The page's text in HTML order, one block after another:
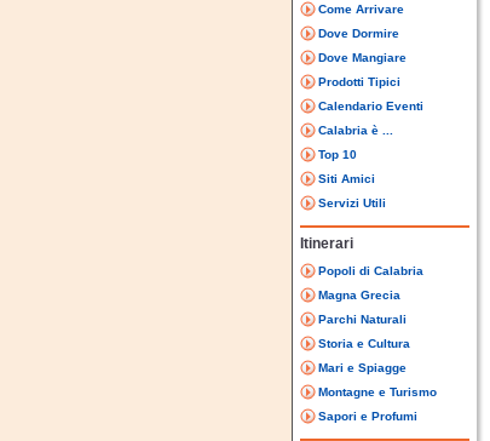
Come Arrivare
Dove Dormire
Dove Mangiare
Prodotti Tipici
Calendario Eventi
Calabria è ...
Top 10
Siti Amici
Servizi Utili
Itinerari
Popoli di Calabria
Magna Grecia
Parchi Naturali
Storia e Cultura
Mari e Spiagge
Montagne e Turismo
Sapori e Profumi